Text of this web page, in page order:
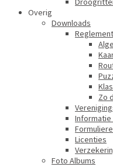
Overig
Downloads
Zo
Informatie
Licenties
Foto Albums